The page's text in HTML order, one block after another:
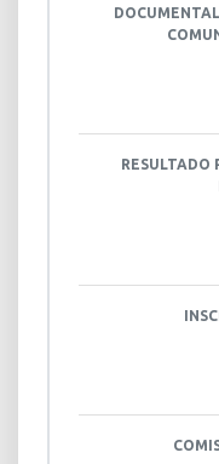
RESULTADO